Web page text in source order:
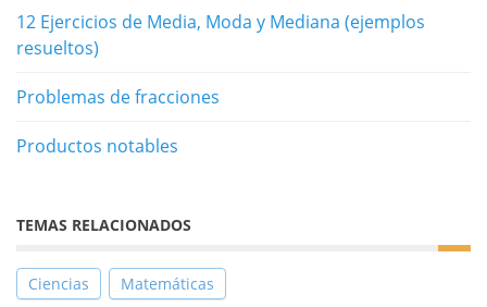
12 Ejercicios de Media, Moda y Mediana (ejemplos
resueltos)
Problemas de fracciones
Productos notables
TEMAS RELACIONADOS
Ciencias Matemáticas